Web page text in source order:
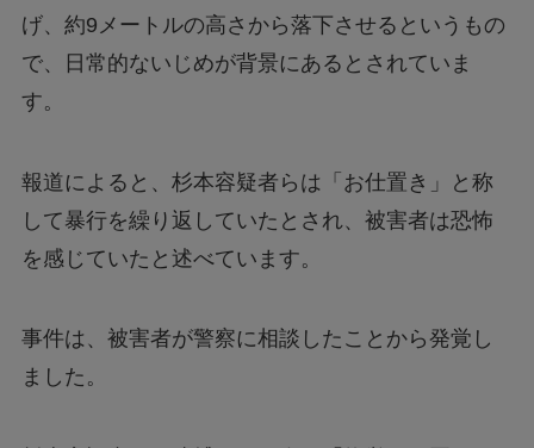
げ、約9メートルの高さから落下させるというもの
で、日常的ないじめが背景にあるとされていま
す。
報道によると、杉本容疑者らは「お仕置き」と称
して暴行を繰り返していたとされ、被害者は恐怖
を感じていたと述べています。
事件は、被害者が警察に相談したことから発覚し
ました。